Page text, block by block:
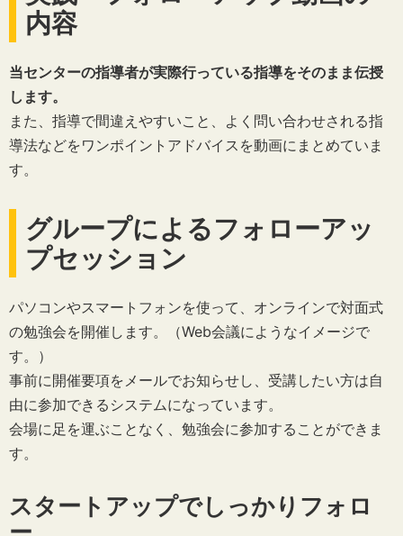
内容
当センターの指導者が実際行っている指導をそのまま伝授
します。
また、指導で間違えやすいこと、よく問い合わせされる指
導法などをワンポイントアドバイスを動画にまとめていま
す。
グループによるフォローアッ
プセッション
パソコンやスマートフォンを使って、オンラインで対面式
の勉強会を開催します。（Web会議にようなイメージで
す。）
事前に開催要項をメールでお知らせし、受講したい方は自
由に参加できるシステムになっています。
会場に足を運ぶことなく、勉強会に参加することができま
す。
スタートアップでしっかりフォロ